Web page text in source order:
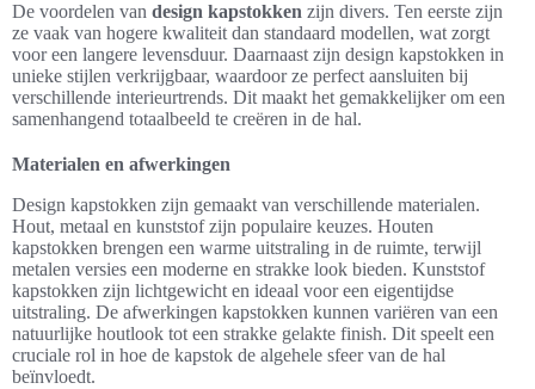
De voordelen van design kapstokken zijn divers. Ten eerste zijn
ze vaak van hogere kwaliteit dan standaard modellen, wat zorgt
voor een langere levensduur. Daarnaast zijn design kapstokken in
unieke stijlen verkrijgbaar, waardoor ze perfect aansluiten bij
verschillende interieurtrends. Dit maakt het gemakkelijker om een
samenhangend totaalbeeld te creëren in de hal.
Materialen en afwerkingen
Design kapstokken zijn gemaakt van verschillende materialen.
Hout, metaal en kunststof zijn populaire keuzes. Houten
kapstokken brengen een warme uitstraling in de ruimte, terwijl
metalen versies een moderne en strakke look bieden. Kunststof
kapstokken zijn lichtgewicht en ideaal voor een eigentijdse
uitstraling. De afwerkingen kapstokken kunnen variëren van een
natuurlijke houtlook tot een strakke gelakte finish. Dit speelt een
cruciale rol in hoe de kapstok de algehele sfeer van de hal
beïnvloedt.